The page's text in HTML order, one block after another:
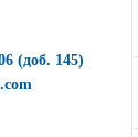
(доб. 145)